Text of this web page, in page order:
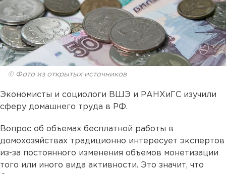
© Фото из открытых источников
Экономисты и социологи ВШЭ и РАНХиГС изучили
сферу домашнего труда в РФ.
Вопрос об объемах бесплатной работы в
домохозяйствах традиционно интересует экспертов
из-за постоянного изменения объемов монетизации
того или иного вида активности. Это значит, что